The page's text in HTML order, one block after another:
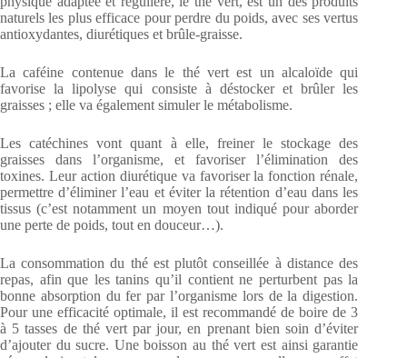
naturels les plus efficace pour perdre du poids, avec ses vertus
antioxydantes, diurétiques et brûle-graisse.
La caféine contenue dans le thé vert est un alcaloïde qui
favorise la lipolyse qui consiste à déstocker et brûler les
graisses ; elle va également simuler le métabolisme.
Les catéchines vont quant à elle, freiner le stockage des
graisses dans l’organisme, et favoriser l’élimination des
toxines. Leur action diurétique va favoriser la fonction rénale,
permettre d’éliminer l’eau et éviter la rétention d’eau dans les
tissus (c’est notamment un moyen tout indiqué pour aborder
une perte de poids, tout en douceur…).
La consommation du thé est plutôt conseillée à distance des
repas, afin que les tanins qu’il contient ne perturbent pas la
bonne absorption du fer par l’organisme lors de la digestion.
Pour une efficacité optimale, il est recommandé de boire de 3
à 5 tasses de thé vert par jour, en prenant bien soin d’éviter
d’ajouter du sucre. Une boisson au thé vert est ainsi garantie